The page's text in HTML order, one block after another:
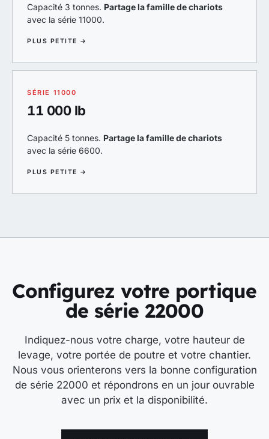
Capacité 3 tonnes. Partage la famille de chariots
avec la série 11000.
PLUS PETITE →
SÉRIE 11000
11 000 lb
Capacité 5 tonnes. Partage la famille de chariots
avec la série 6600.
PLUS PETITE →
Configurez votre portique
de série 22000
Indiquez-nous votre charge, votre hauteur de
levage, votre portée de poutre et votre chantier.
Nous vous orienterons vers la bonne configuration
de série 22000 et répondrons en un jour ouvrable
avec un prix et la disponibilité.